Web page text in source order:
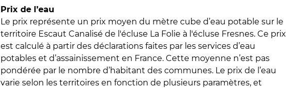
Prix de l’eau
Le prix représente un prix moyen du mètre cube d’eau potable sur le
territoire Escaut Canalisé de l'écluse La Folie à l'écluse Fresnes. Ce prix
est calculé à partir des déclarations faites par les services d’eau
potables et d’assainissement en France. Cette moyenne n’est pas
pondérée par le nombre d’habitant des communes. Le prix de l’eau
varie selon les territoires en fonction de plusieurs paramètres, et